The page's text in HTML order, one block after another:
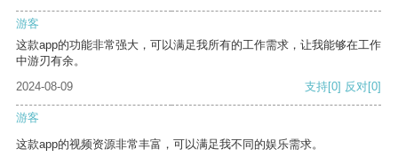
游客
这款app的功能非常强大，可以满足我所有的工作需求，让我能够在工作
中游刃有余。
2024-08-09
支持[0] 反对[0]
游客
这款app的视频资源非常丰富，可以满足我不同的娱乐需求。